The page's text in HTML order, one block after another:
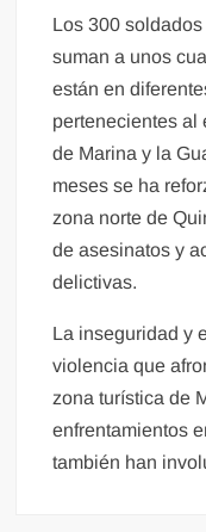
Los 300
suman a unos
están en
pertenecientes al
de Marina y la
meses se ha
zona norte de
de asesinatos y
delictivas.
La inseguridad y
violencia que
zona turística de
enfrentamientos
también han